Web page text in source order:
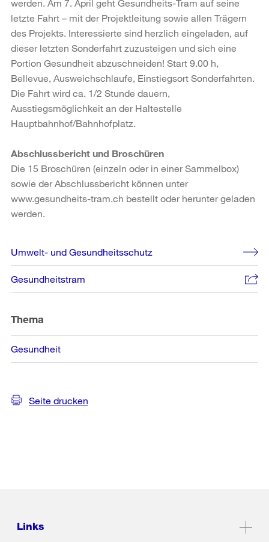
werden. Am 7. April geht Gesundheits-Tram auf seine
letzte Fahrt – mit der Projektleitung sowie allen Trägern
des Projekts. Interessierte sind herzlich eingeladen, auf
dieser letzten Sonderfahrt zuzusteigen und sich eine
Portion Gesundheit abzuschneiden! Start 9.00 h,
Bellevue, Ausweichschlaufe, Einstiegsort Sonderfahrten.
Die Fahrt wird ca. 1/2 Stunde dauern,
Ausstiegsmöglichkeit an der Haltestelle
Hauptbahnhof/Bahnhofplatz.
Abschlussbericht und Broschüren
Die 15 Broschüren (einzeln oder in einer Sammelbox)
sowie der Abschlussbericht können unter
www.gesundheits-tram.ch bestellt oder herunter geladen
werden.
Weitere
Informationen
Umwelt- und Gesundheitsschutz
Gesundheitstram
Thema
Gesundheit
Seite drucken
Links